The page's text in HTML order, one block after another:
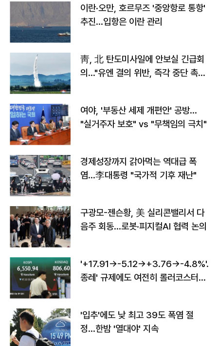
이란·오만, 호르무즈 '중앙항로 통항'
추진…입항은 이란 관리
靑, 北 탄도미사일에 안보실 긴급회
의…"유엔 결의 위반, 즉각 중단 촉
여야, '부동산 세제 개편안' 공방…
"실거주자 보호" vs "무책임의 극치"
경제성장까지 갉아먹는 역대급 폭
염…李대통령 "국가적 기후 재난"
구광모-젠슨황, 美 실리콘밸리서 다
음주 회동…로봇·피지컬AI 협력 논의
'+17.91→-5.12→+3.76→-4.8%'…'
종레' 규제에도 여전히 롤러코스터
'입추'에도 낮 최고 39도 폭염 절
정…한밤 '열대야' 지속